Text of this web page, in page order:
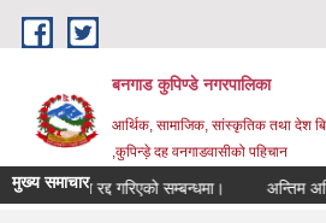
Skip to main content
बनगाड कुपिण्डे नगरपालिका
आर्थिक, सामाजिक, सांस्कृतिक तथा देश
,कुपिन्ड़े दह वनगाडवासीको पहिचान
मुख्य समाचार
परिक्षा रद्द गरिएको सम्बन्धमा। अन्तिम